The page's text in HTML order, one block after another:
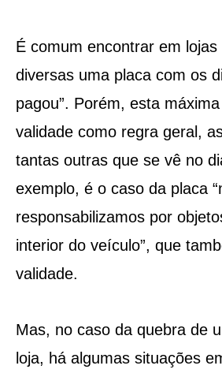
É comum encontrar em lojas
diversas uma placa com os
pagou”. Porém, esta
validade como regra geral,
tantas outras que se vê no
exemplo, é o caso da placa
responsabilizamos por
interior do veículo”, que
validade.
Mas, no caso da quebra de
loja, há algumas situações